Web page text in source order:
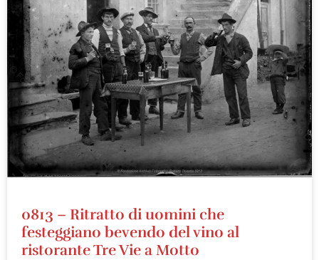
0813 – Ritratto di uomini che
festeggiano bevendo del vino al
ristorante Tre Vie a Motto